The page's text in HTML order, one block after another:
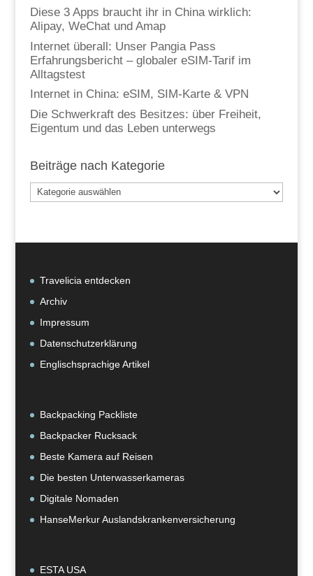
Diese 3 Apps braucht ihr in China wirklich:
Alipay, WeChat und Amap
Internet überall: Unser Pangia Pass
Erfahrungsbericht – globaler eSIM-Tarif im
Alltagstest
Internet in China: eSIM, SIM-Karte & VPN
Die Schwerkraft des Besitzes: über Freiheit,
Eigentum und das Leben unterwegs
Beiträge nach Kategorie
Beiträge
nach
Travelicia entdecken
Archiv
Impressum
Datenschutzerklärung
Englischsprachige Artikel
Backpacking Packliste
Backpacker Rucksack
Beste Kamera auf Reisen
Die besten Unterwasserkameras
Digitale Nomaden
HanseMerkur Auslandskrankenversicherung
ESTA USA